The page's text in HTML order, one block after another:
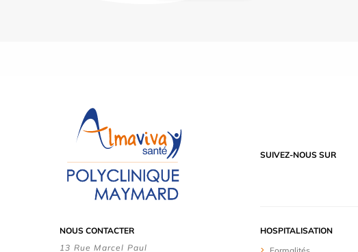
SUIVEZ-NOUS SUR
NOUS CONTACTER
13 Rue Marcel Paul
HOSPITALISATION